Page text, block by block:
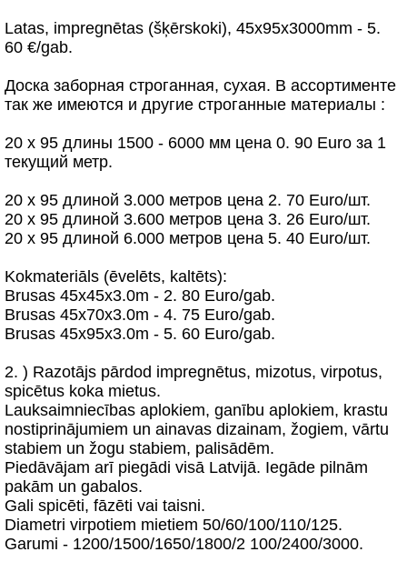
Latas, impregnētas (šķērskoki), 45x95x3000mm - 5.
60 €/gab.
Доска заборная строганная, сухая. В ассортименте
так же имеются и другие строганные материалы :
20 х 95 длины 1500 - 6000 мм цена 0. 90 Euro за 1
текущий метр.
20 х 95 длиной 3.000 метров цена 2. 70 Euro/шт.
20 х 95 длиной 3.600 метров цена 3. 26 Euro/шт.
20 х 95 длиной 6.000 метров цена 5. 40 Euro/шт.
Kokmateriāls (ēvelēts, kaltēts):
Brusas 45x45x3.0m - 2. 80 Euro/gab.
Brusas 45x70x3.0m - 4. 75 Euro/gab.
Brusas 45x95x3.0m - 5. 60 Euro/gab.
2. ) Razotājs pārdod impregnētus, mizotus, virpotus,
spicētus koka mietus.
Lauksaimniecības aplokiem, ganību aplokiem, krastu
nostiprinājumiem un ainavas dizainam, žogiem, vārtu
stabiem un žogu stabiem, palisādēm.
Piedāvājam arī piegādi visā Latvijā. Iegāde pilnām
pakām un gabalos.
Gali spicēti, fāzēti vai taisni.
Diametri virpotiem mietiem 50/60/100/110/125.
Garumi - 1200/1500/1650/1800/2 100/2400/3000.